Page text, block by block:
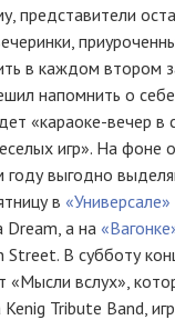
представители
в каждом втором
напомнить о
«караоке-вечер
игр». На фоне
выгодно
в «Универсале»
Dream, а на
Street. В субботу
«Мысли вслух»,
Kenig Tribute Band,